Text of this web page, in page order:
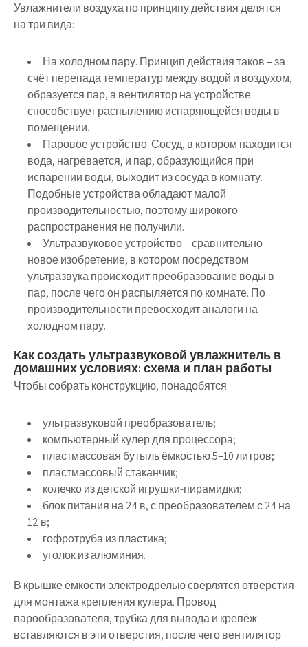
Увлажнители воздуха по принципу действия делятся
на три вида:
На холодном пару. Принцип действия таков – за
счёт перепада температур между водой и воздухом,
образуется пар, а вентилятор на устройстве
способствует распылению испаряющейся воды в
помещении.
Паровое устройство.Сосуд, в котором находится
вода, нагревается, и пар, образующийся при
испарении воды, выходит из сосуда в комнату.
Подобные устройства обладают малой
производительностью, поэтому широкого
распространения не получили.
Ультразвуковое устройство– сравнительно
новое изобретение, в котором посредством
ультразвука происходит преобразование воды в
пар, после чего он распыляется по комнате. По
производительности превосходит аналоги на
холодном пару.
Как создать ультразвуковой увлажнитель в
домашних условиях: схема и план работы
Чтобы собрать конструкцию, понадобятся:
ультразвуковой преобразователь;
компьютерный кулер для процессора;
пластмассовая бутыль ёмкостью 5–10 литров;
пластмассовый стаканчик;
колечко из детской игрушки-пирамидки;
блок питания на 24 в, с преобразователем с 24 на
12 в;
гофротруба из пластика;
уголок из алюминия.
В крышке ёмкости электродрелью сверлятся отверстия
для монтажа крепления кулера. Провод
парообразователя, трубка для вывода и крепёж
вставляются в эти отверстия, после чего вентилятор